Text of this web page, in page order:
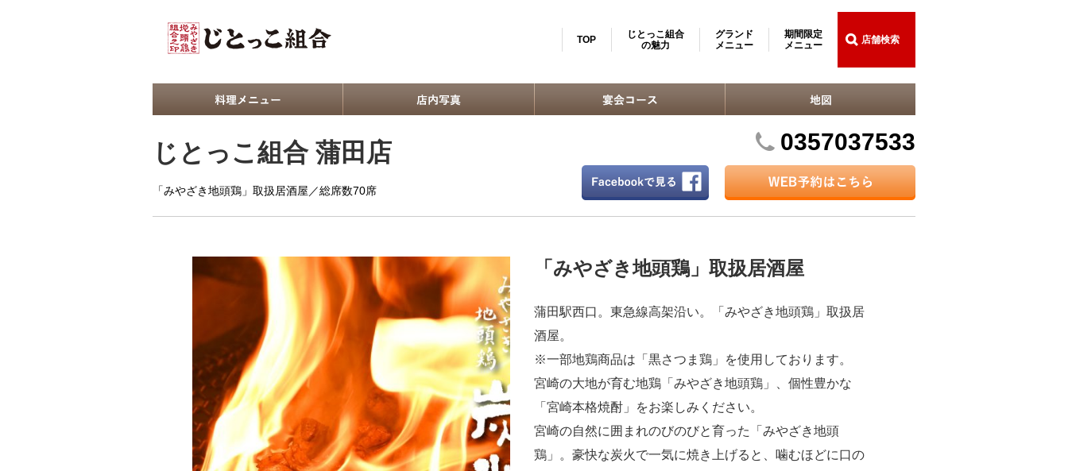
TOP
じとっこ組合
の魅力
グランド
メニュー
期間限定
メニュー
店舗検索
じとっこ組合 蒲田店
「みやざき地頭鶏」取扱居酒屋／総席数70席
0357037533
「みやざき地頭鶏」取扱居酒屋
蒲田駅西口。東急線高架沿い。「みやざき地頭鶏」取扱居
酒屋。
※一部地鶏商品は「黒さつま鶏」を使用しております。
宮崎の大地が育む地鶏「みやざき地頭鶏」、個性豊かな
「宮崎本格焼酎」をお楽しみください。
宮崎の自然に囲まれのびのびと育った「みやざき地頭
鶏」。豪快な炭火で一気に焼き上げると、噛むほどに口の